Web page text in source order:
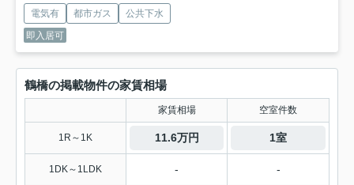
電気有 都市ガス
公共下水
即入居可
鶴橋の掲載物件の家賃相場
家賃相場 空室件数
1R～1K 11.6万円 1室
1DK～1LDK - -